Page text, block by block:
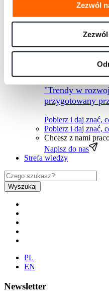
Zezwól
Nasi
firmami
FAQ
pojawiające
"Trendy w
przygotowany
Pobierz i daj znać,
Pobierz i daj znać,
Chcesz z nami
Napisz do nas
Strefa wiedzy
Wyszukaj
PL
EN
Newsletter